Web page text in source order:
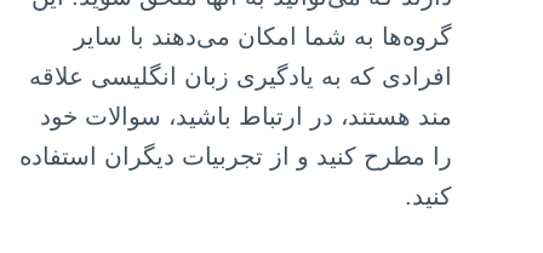
گروه‌ها به شما امکان می‌دهند با سایر
افرادی که به یادگیری زبان انگلیسی علاقه
مند هستند، در ارتباط باشید، سوالات خود
را مطرح کنید و از تجربیات دیگران استفاده
کنید.